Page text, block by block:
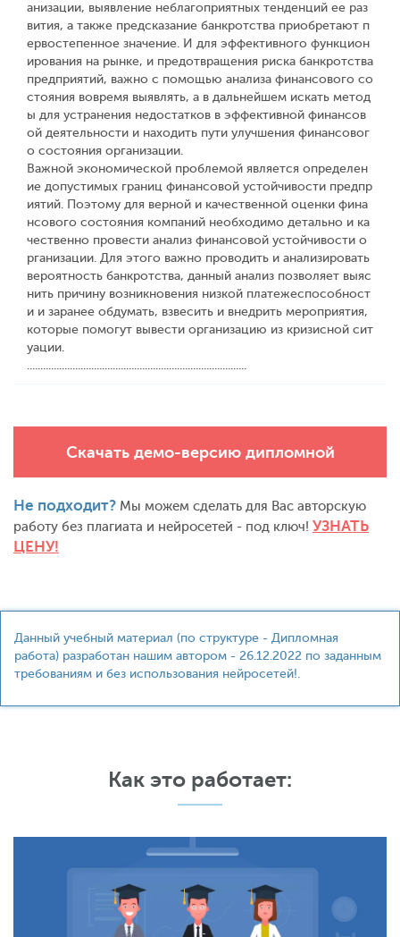
анизации, выявление неблагоприятных тенденций ее раз
вития, а также предсказание банкротства приобретают п
ервостепенное значение. И для эффективного функцион
ирования на рынке, и предотвращения риска банкротства
предприятий, важно с помощью анализа финансового со
стояния вовремя выявлять, а в дальнейшем искать метод
ы для устранения недостатков в эффективной финансов
ой деятельности и находить пути улучшения финансовог
о состояния организации.
Важной экономической проблемой является определен
ие допустимых границ финансовой устойчивости предпр
иятий. Поэтому для верной и качественной оценки фина
нсового состояния компаний необходимо детально и ка
чественно провести анализ финансовой устойчивости о
рганизации. Для этого важно проводить и анализировать
вероятность банкротства, данный анализ позволяет выяс
нить причину возникновения низкой платежеспособност
и и заранее обдумать, взвесить и внедрить мероприятия,
которые помогут вывести организацию из кризисной сит
уации.
..................................................................................
Скачать демо-версию дипломной
Не подходит? Мы можем сделать для Вас авторскую
работу без плагиата и нейросетей - под ключ! УЗНАТЬ
ЦЕНУ!
Данный учебный материал (по структуре - Дипломная
работа) разработан нашим автором - 26.12.2022 по заданным
требованиям и без использования нейросетей!.
Как это работает: